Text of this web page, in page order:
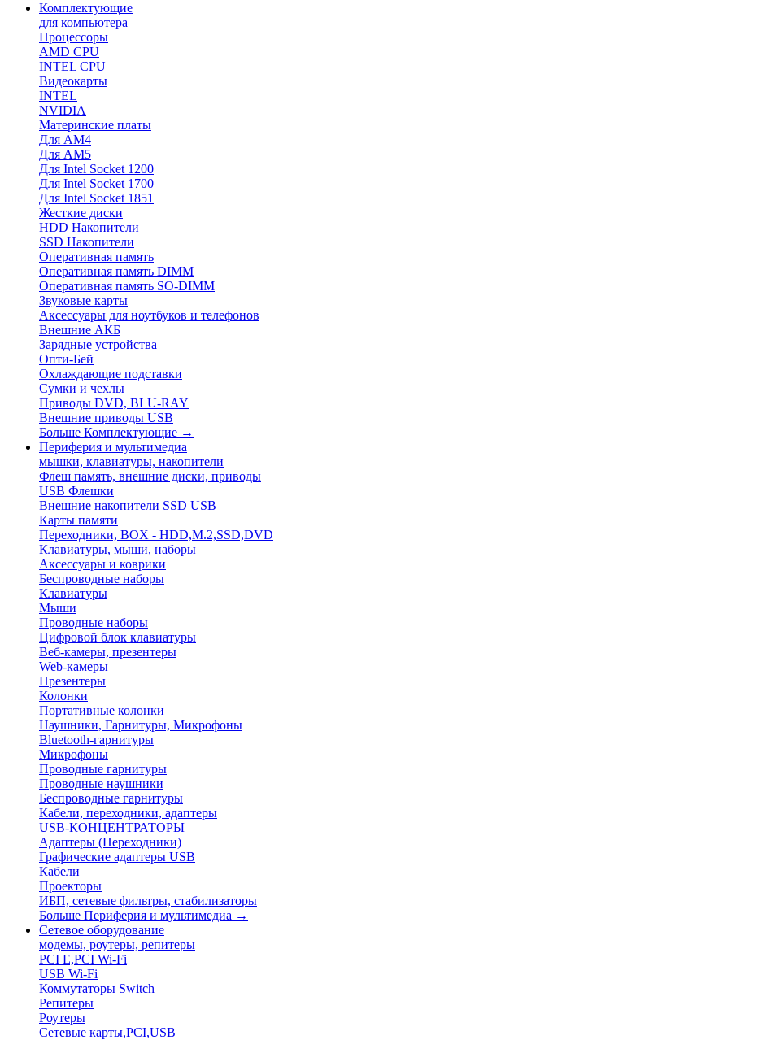
Комплектующие
для компьютера
Процессоры
AMD CPU
INTEL CPU
Видеокарты
INTEL
NVIDIA
Материнские платы
Для AM4
Для AM5
Для Intel Socket 1200
Для Intel Socket 1700
Для Intel Socket 1851
Жесткие диски
HDD Накопители
SSD Накопители
Оперативная память
Оперативная память DIMM
Оперативная память SO-DIMM
Звуковые карты
Аксессуары для ноутбуков и телефонов
Внешние АКБ
Зарядные устройства
Опти-Бей
Охлаждающие подставки
Сумки и чехлы
Приводы DVD, BLU-RAY
Внешние приводы USB
Больше Комплектующие →
Периферия и мультимедиа
мышки, клавиатуры, накопители
Флеш память, внешние диски, приводы
USB Флешки
Внешние накопители SSD USB
Карты памяти
Переходники, BOX - HDD,M.2,SSD,DVD
Клавиатуры, мыши, наборы
Аксессуары и коврики
Беспроводные наборы
Клавиатуры
Мыши
Проводные наборы
Цифровой блок клавиатуры
Веб-камеры, презентеры
Web-камеры
Презентеры
Колонки
Портативные колонки
Наушники, Гарнитуры, Микрофоны
Bluetooth-гарнитуры
Микрофоны
Проводные гарнитуры
Проводные наушники
Беспроводные гарнитуры
Кабели, переходники, адаптеры
USB-КОНЦЕНТРАТОРЫ
Адаптеры (Переходники)
Графические адаптеры USB
Кабели
Проекторы
ИБП, сетевые фильтры, стабилизаторы
Больше Периферия и мультимедиа →
Сетевое оборудование
модемы, роутеры, репитеры
PCI E,PCI Wi-Fi
USB Wi-Fi
Коммутаторы Switch
Репитеры
Роутеры
Сетевые карты,PCI,USB